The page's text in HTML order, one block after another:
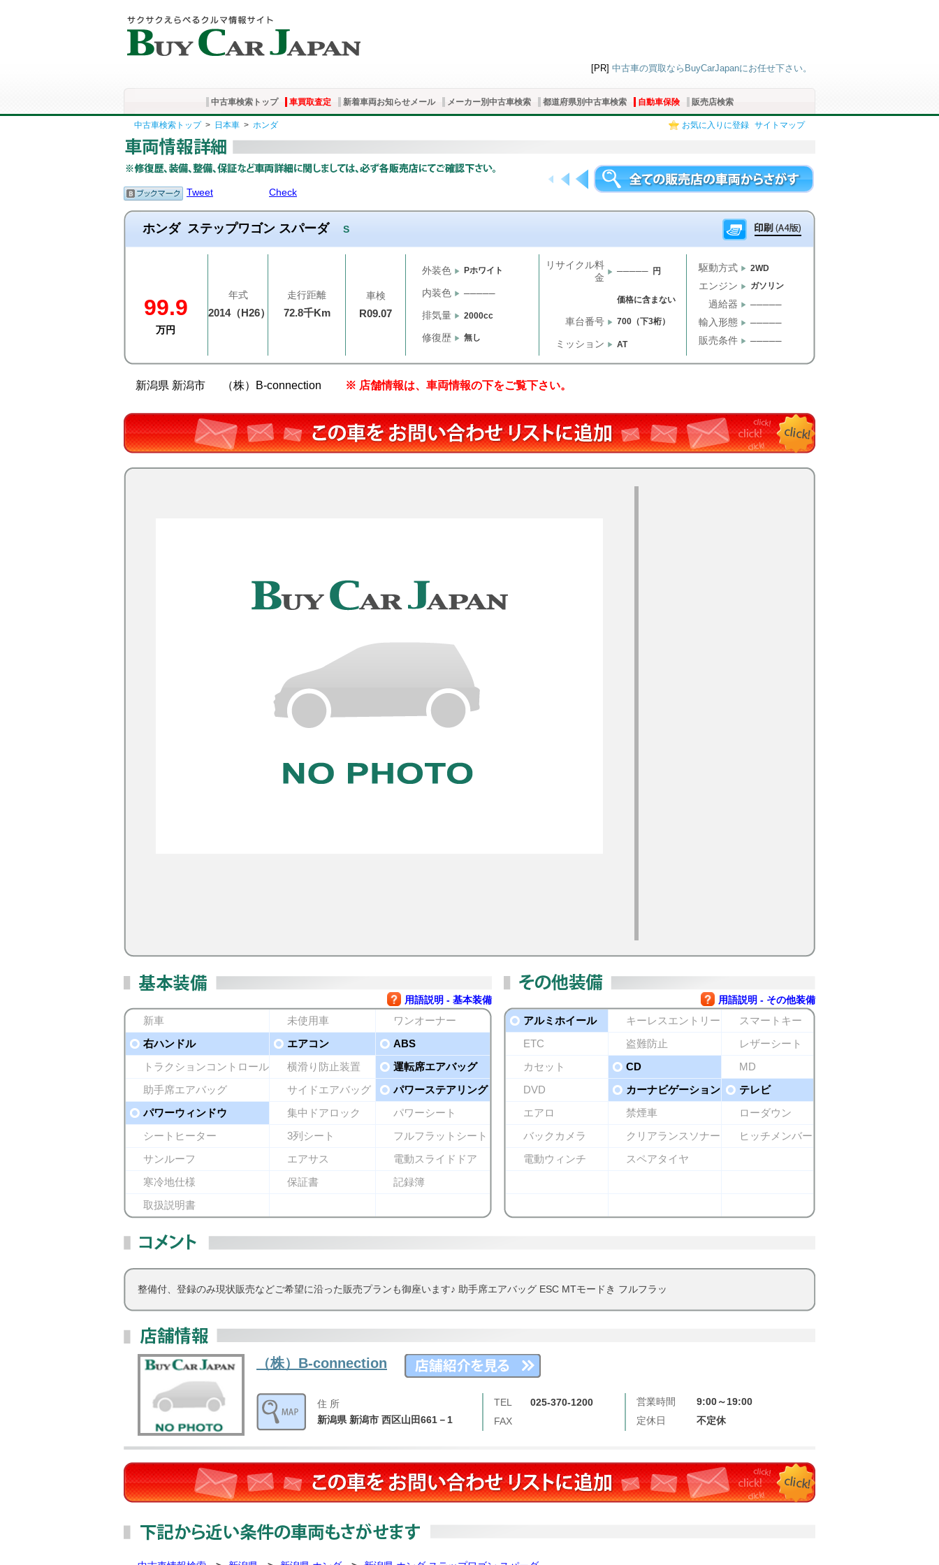
[PR] 中古車の買取ならBuyCarJapanにお任せ下さい。
中古車検索トップ 車買取査定 新着車両お知らせメール メーカー別中古車検索 都道府県別中古車検索 自動車保険 販売店検索
お気に入りに登録 サイトマップ
中古車検索トップ> 日本車 > ホンダ
Tweet Check
ホンダ ステップワゴン スパーダ S
99.9
万円
年式
2014（H26）
走行距離
72.8千Km
車検
R09.07
外装色 Pホワイト
内装色 ─────
排気量 2000cc
修復歴 無し
リサイクル料
金
───── 円
価格に含まない
車台番号 700（下3桁）
ミッション AT
駆動方式 2WD
エンジン ガソリン
過給器 ─────
輸入形態 ─────
販売条件 ─────
新潟県 新潟市 （株）B-connection ※ 店舗情報は、車両情報の下をご覧下さい。
用語説明 - 基本装備
新車 未使用車
ワンオーナー
右ハンドル
エアコン
ABS
トラクションコントロール
横滑り防止装置
運転席エアバッグ
助手席エアバッグ
サイドエアバッグ
パワーステアリング
パワーウィンドウ
集中ドアロック
パワーシート
シートヒーター
3列シート
フルフラットシート
サンルーフ
エアサス
電動スライドドア
寒冷地仕様
保証書
記録簿
取扱説明書
用語説明 - その他装備
アルミホイール キーレスエントリー
スマートキー
ETC
盗難防止
レザーシート
カセット
CD
MD
DVD
カーナビゲーション
テレビ
エアロ
禁煙車
ローダウン
バックカメラ
クリアランスソナー
ヒッチメンバー
電動ウィンチ
スペアタイヤ
整備付、登録のみ現状販売などご希望に沿った販売プランも御座います♪ 助手席エアバッグ ESC MTモードき フルフラッ
（株）B-connection
住 所
新潟県 新潟市 西区山田661－1
TEL 025-370-1200 営業時間
9:00～19:00
FAX
定休日 不定休